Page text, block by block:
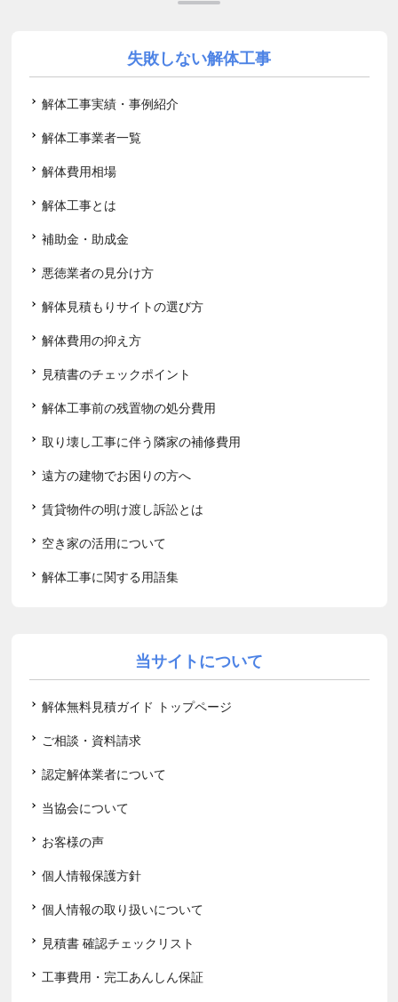
失敗しない解体工事
解体工事実績・事例紹介
解体工事業者一覧
解体費用相場
解体工事とは
補助金・助成金
悪徳業者の見分け方
解体見積もりサイトの選び方
解体費用の抑え方
見積書のチェックポイント
解体工事前の残置物の処分費用
取り壊し工事に伴う隣家の補修費用
遠方の建物でお困りの方へ
賃貸物件の明け渡し訴訟とは
空き家の活用について
解体工事に関する用語集
当サイトについて
解体無料見積ガイド トップページ
ご相談・資料請求
認定解体業者について
当協会について
お客様の声
個人情報保護方針
個人情報の取り扱いについて
見積書 確認チェックリスト
工事費用・完工あんしん保証